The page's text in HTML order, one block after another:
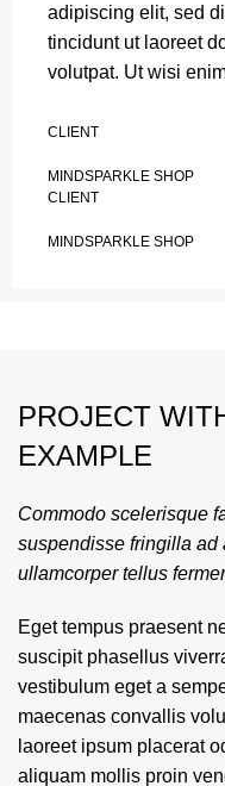
adipiscing elit, sed
tincidunt ut laoreet
volutpat. Ut wisi
CLIENT
MINDSPARKLE SHOP
CLIENT
MINDSPARKLE SHOP
PROJECT
EXAMPLE
Commodo scelerisque
suspendisse fringilla ad
ullamcorper tellus
Eget tempus praesent
suscipit phasellus
vestibulum eget a
maecenas convallis
laoreet ipsum placerat
aliquam mollis proin